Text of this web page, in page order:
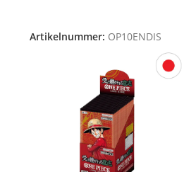
Artikelnummer: OP10ENDIS